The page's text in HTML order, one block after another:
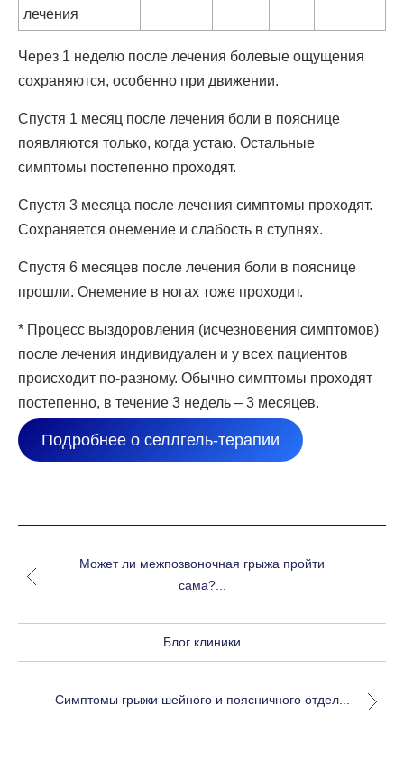
лечения
Через 1 неделю после лечения болевые ощущения
сохраняются, особенно при движении.
Спустя 1 месяц после лечения боли в пояснице
появляются только, когда устаю. Остальные
симптомы постепенно проходят.
Спустя 3 месяца после лечения симптомы проходят.
Сохраняется онемение и слабость в ступнях.
Спустя 6 месяцев после лечения боли в пояснице
прошли. Онемение в ногах тоже проходит.
* Процесс выздоровления (исчезновения симптомов)
после лечения индивидуален и у всех пациентов
происходит по-разному. Обычно симптомы проходят
постепенно, в течение 3 недель – 3 месяцев.
Подробнее о селлгель-терапии
Может ли межпозвоночная грыжа пройти
сама?...
Блог клиники
Симптомы грыжи шейного и поясничного отдел...